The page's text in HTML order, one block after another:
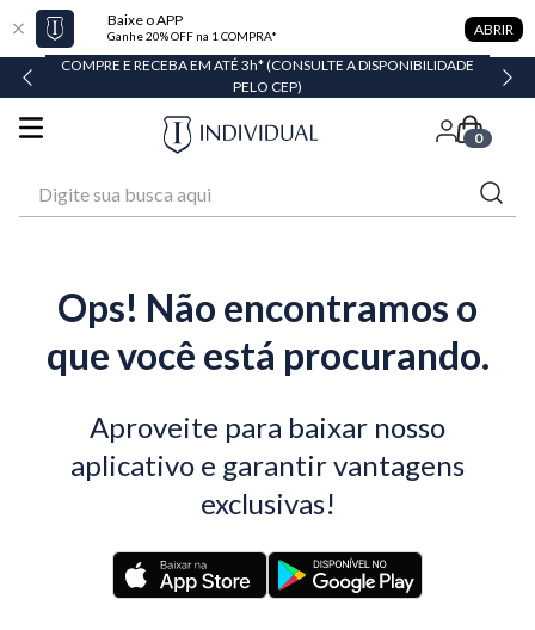
Baixe o APP
Ganhe 20% OFF na 1 COMPRA* ABRIR
COMPRE E RECEBA EM ATÉ 3h* (CONSULTE A DISPONIBILIDADE
PELO CEP)
0
Ops! Não encontramos o
que você está procurando.
Aproveite para baixar nosso
aplicativo e garantir vantagens
exclusivas!